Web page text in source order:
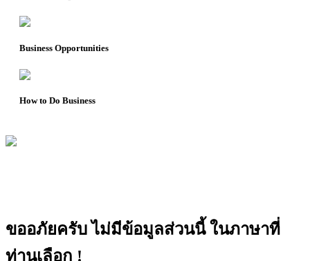
Business Opportunities
How to Do Business
ขออภัยครับ ไม่มีข้อมูลส่วนนี้ ในภาษาที่
ท่านเลือก !